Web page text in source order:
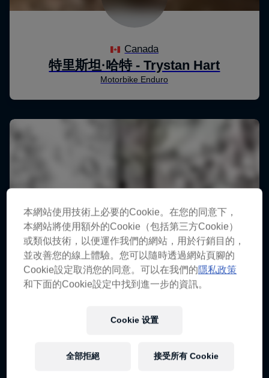
本網站使用技術上必要的Cookie。在您的同意下，
本網站將使用額外的Cookie（包括第三方Cookie）
或類似技術，以便運作我們的網站，用於行銷目的，
並改善您的線上體驗。您可以隨時透過網站頁腳的
Cookie設定取消您的同意。可以在我們的隱私政策
和下面的Cookie設定中找到進一步的資訊。
Cookie 设置
全部拒絕 接受所有 Cookie